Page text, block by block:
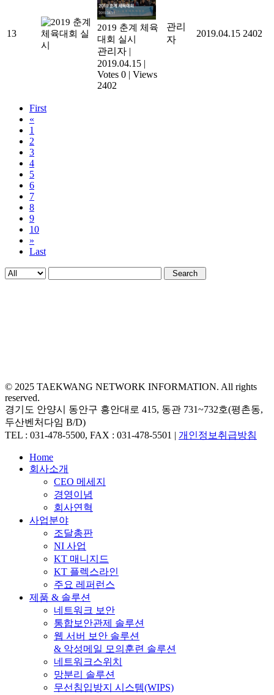
13
2019 춘계 체육
대회 실시
관리자 |
2019.04.15 |
Votes 0 | Views
2402
관리
자
2019.04.15 2402
First
«
1
2
3
4
5
6
7
8
9
10
»
Last
Search
© 2025 TAEKWANG NETWORK INFORMATION. All rights
reserved.
경기도 안양시 동안구 흥안대로 415, 동관 731~732호(평촌동,
두산벤처다임 B/D)
TEL : 031-478-5500, FAX : 031-478-5501 | 개인정보취급방침
Close
Menu
Home
회사소개
CEO 메세지
경영이념
회사연혁
사업분야
조달총판
NI 사업
KT 매니지드
KT 플렉스라인
주요 레퍼런스
제품 & 솔루션
네트워크 보안
통합보안관제 솔루션
웹 서버 보안 솔루션
& 악성메일 모의훈련 솔루션
네트워크스위치
망분리 솔루션
무선침입방지 시스템(WIPS)